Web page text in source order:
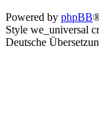
Powered by phpBB
Style we_universal
Deutsche